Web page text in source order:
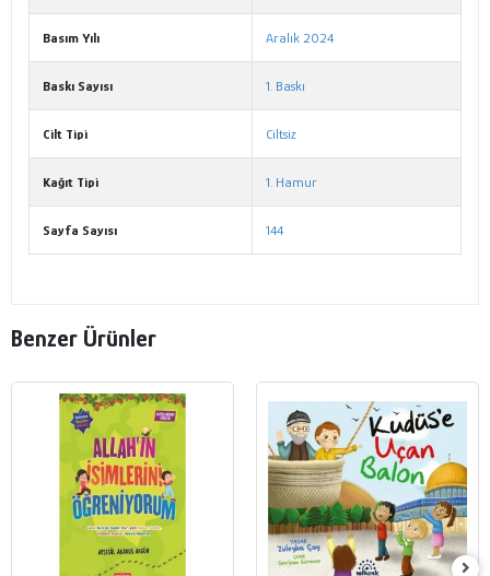
Basım Yılı Aralık 2024
Baskı Sayısı 1. Baskı
Cilt Tipi Ciltsiz
Kağıt Tipi 1. Hamur
Sayfa Sayısı 144
Benzer Ürünler